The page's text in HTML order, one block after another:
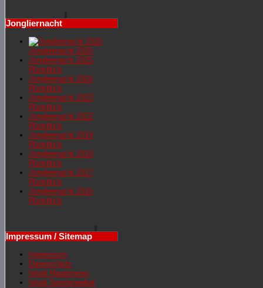
Jongliernacht
Jongliernacht 2026
Jongliernachr 2025
Rückblick
Jongliernacht 2024
Rückblick
Jongliernacht 2023
Rückblick
Jongliernacht 2022
Rückblick
Jongliernacht 2019
Rückblick
Jongliernacht 2018
Rückblick
Jongliernacht 2017
Rückblick
Jongliernacht 2016
Rückblick
Impressum / Sitemap
Impressum
Datenschutz
Inhalt Hauptmenü
Inhalt Sportangebot